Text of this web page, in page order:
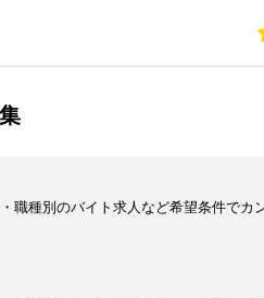
職種別のバイト求人など希望条件でカ